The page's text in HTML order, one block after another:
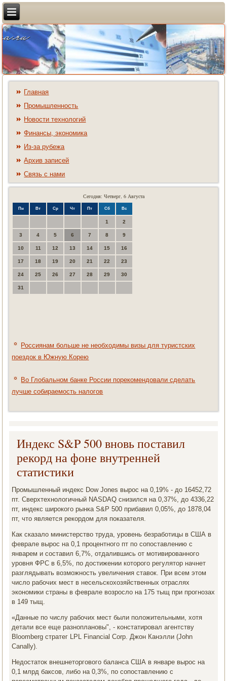
Главная
Промышленность
Новости технологий
Финансы, экономика
Из-за рубежа
Архив записей
Связь с нами
Сегодня: Четверг, 6 Августа
Пн Вт Ср Чт Пт Сб Вс
1 2
3 4 5 6 7 8 9
10 11 12 13 14 15 16
17 18 19 20 21 22 23
24 25 26 27 28 29 30
31
Россиянам больше не необходимы визы для туристских
поездок в Южную Корею
Во Глобальном банке России порекомендовали сделать
лучше собираемость налогов
Индекс S&P 500 вновь поставил
рекорд на фоне внутренней
статистики
Промышленный индекс Dow Jones вырос на 0,19% - до 16452,72
пт. Сверхтехнологичный NASDAQ снизился на 0,37%, до 4336,22
пт, индекс широкого рынка S&P 500 прибавил 0,05%, до 1878,04
пт, что является рекордом для показателя.
Как сказало министерство труда, уровень безработицы в США в
феврале вырос на 0,1 процентного пт по сопоставлению с
январем и составил 6,7%, отдалившись от мотивированного
уровня ФРС в 6,5%, по достижении которого регулятор начнет
разглядывать возможность увеличения ставок. При всем этом
число рабочих мест в несельскохозяйственных отраслях
экономики страны в феврале возросло на 175 тыщ при прогнозах
в 149 тыщ.
«Данные по числу рабочих мест были положительными, хотя
детали все еще разноплановы", - констатировал агентству
Bloomberg стратег LPL Financial Corp. Джон Канэлли (John
Canally).
Недостаток внешнеторгового баланса США в январе вырос на
0,1 млрд баксов, либо на 0,3%, по сопоставлению с